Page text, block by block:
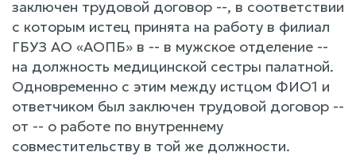
заключен трудовой договор --, в соответствии
с которым истец принята на работу в филиал
ГБУЗ АО «АОПБ» в -- в мужское отделение --
на должность медицинской сестры палатной.
Одновременно с этим между истцом ФИО1 и
ответчиком был заключен трудовой договор --
от -- о работе по внутреннему
совместительству в той же должности.